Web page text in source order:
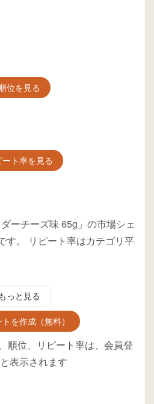
位を見る
ート率を見る
ーチーズ味 65g」の市場シェ
す。
リピート率はカテゴリ平
もっと見る
を作成（無料）
順位、リピート率は、会員登
表示されます